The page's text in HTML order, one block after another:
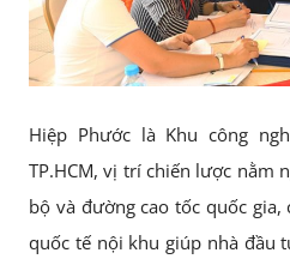
Hiệp Phước là Khu công
TP.HCM, vị trí chiến lược nằm
bộ và đường cao tốc quốc gia,
quốc tế nội khu giúp nhà đầu